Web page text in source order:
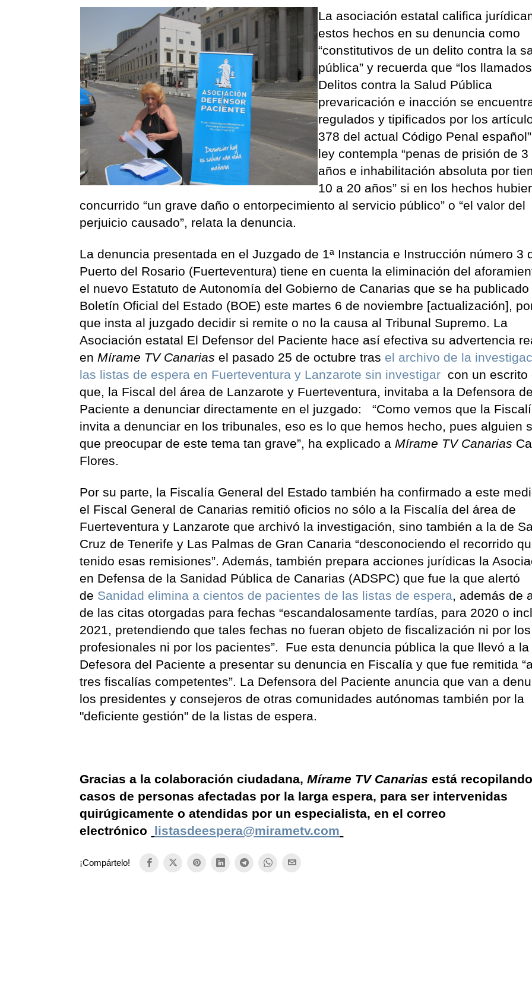
La asociación estatal califica
estos hechos en su denuncia como
“constitutivos de un delito contra la
pública” y recuerda que “los llamados
Delitos contra la Salud Pública
prevaricación e inacción se
regulados y tipificados por los
378 del actual Código Penal
ley contempla “penas de prisión de 3
años e inhabilitación absoluta por
10 a 20 años” si en los hechos
concurrido “un grave daño o entorpecimiento al servicio público” o “el valor del
perjuicio causado”, relata la denuncia.
La denuncia presentada en el Juzgado de 1ª Instancia e Instrucción número 3
Puerto del Rosario (Fuerteventura) tiene en cuenta la eliminación del
el nuevo Estatuto de Autonomía del Gobierno de Canarias que se ha publicado
Boletín Oficial del Estado (BOE) este martes 6 de noviembre [actualización],
que insta al juzgado decidir si remite o no la causa al Tribunal Supremo. La
Asociación estatal El Defensor del Paciente hace así efectiva su advertencia
en Mírame TV Canarias el pasado 25 de octubre tras el archivo de la
las listas de espera en Fuerteventura y Lanzarote sin investigar con un escrito
que, la Fiscal del área de Lanzarote y Fuerteventura, invitaba a la Defensora
Paciente a denunciar directamente en el juzgado: “Como vemos que la
invita a denunciar en los tribunales, eso es lo que hemos hecho, pues alguien
que preocupar de este tema tan grave”, ha explicado a Mírame TV Canarias
Flores.
Por su parte, la Fiscalía General del Estado también ha confirmado a este
el Fiscal General de Canarias remitió oficios no sólo a la Fiscalía del área de
Fuerteventura y Lanzarote que archivó la investigación, sino también a la de
Cruz de Tenerife y Las Palmas de Gran Canaria “desconociendo el recorrido
tenido esas remisiones”. Además, también prepara acciones jurídicas la
en Defensa de la Sanidad Pública de Canarias (ADSPC) que fue la que alertó
de Sanidad elimina a cientos de pacientes de las listas de espera, además de
de las citas otorgadas para fechas “escandalosamente tardías, para 2020 o
2021, pretendiendo que tales fechas no fueran objeto de fiscalización ni por los
profesionales ni por los pacientes”. Fue esta denuncia pública la que llevó a la
Defesora del Paciente a presentar su denuncia en Fiscalía y que fue remitida
tres fiscalías competentes”. La Defensora del Paciente anuncia que van a
los presidentes y consejeros de otras comunidades autónomas también por la
"deficiente gestión" de la listas de espera.
Gracias a la colaboración ciudadana,Mírame TV Canarias está recopilando
casos de personas afectadas por la larga espera, para ser intervenidas
quirúgicamente o atendidas por un especialista, en el correo
electrónico
listasdeespera@mirametv.com
¡Compártelo!